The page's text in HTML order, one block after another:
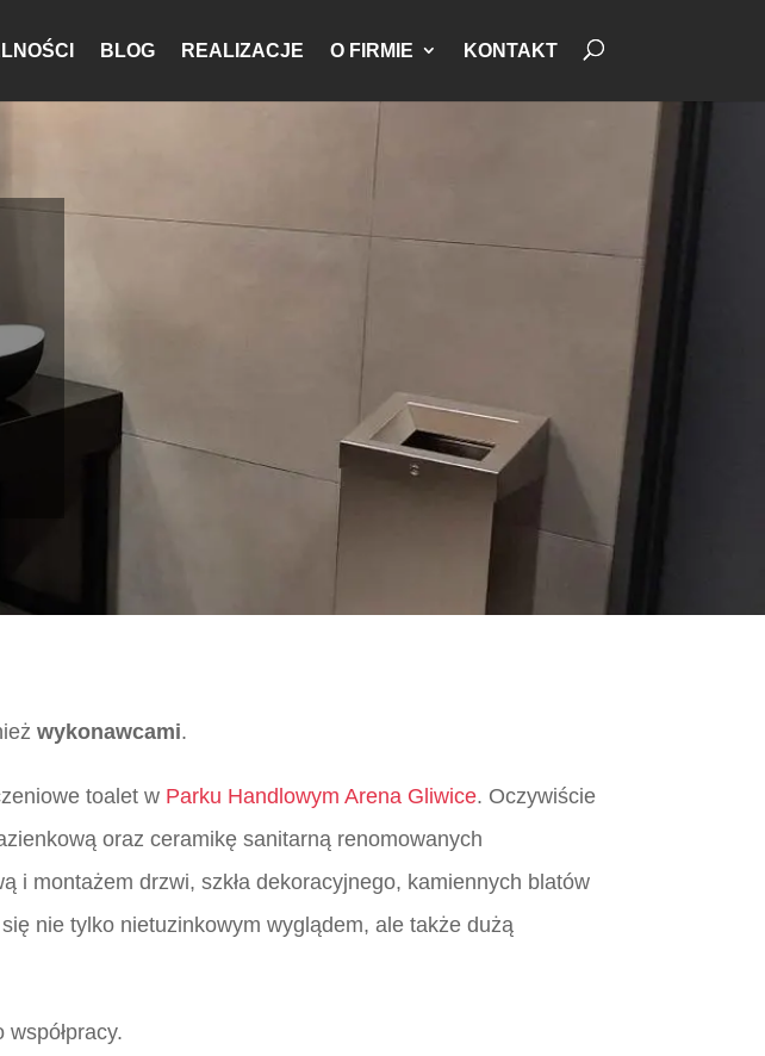
BLOG REALIZACJE O FIRMIE KONTAKT
wykonawcami.
toalet w Parku Handlowym Arena Gliwice. Oczywiście
oraz ceramikę sanitarną renomowanych
i montażem drzwi, szkła dekoracyjnego, kamiennych blatów
nie tylko nietuzinkowym wyglądem, ale także dużą